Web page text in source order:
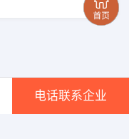
电话联系企业